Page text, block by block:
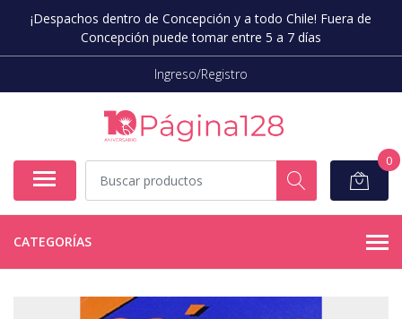
¡Despachos dentro de Concepción y a todo Chile! Fuera de
Concepción puede tomar entre 5 a 7 días
Ingreso/Registro
0
CATEGORÍAS